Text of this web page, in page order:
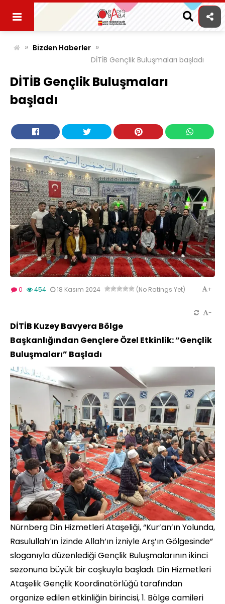
content
» Bizden Haberler »
DİTİB Gençlik Buluşmaları başladı
DİTİB Gençlik Buluşmaları
başladı
0 454 18 Kasım 2024 (No Ratings Yet) +
-
DİTİB Kuzey Bavyera Bölge
Başkanlığından Gençlere Özel Etkinlik: “Gençlik
Buluşmaları” Başladı
Nürnberg Din Hizmetleri Ataşeliği, “Kur’an’ın Yolunda,
Rasulullah’ın İzinde Allah’ın İzniyle Arş’ın Gölgesinde”
sloganıyla düzenlediği Gençlik Buluşmalarının ikinci
sezonuna büyük bir coşkuyla başladı. Din Hizmetleri
Ataşelik Gençlik Koordinatörlüğü tarafından
organize edilen etkinliğin birincisi, 1. Bölge camileri